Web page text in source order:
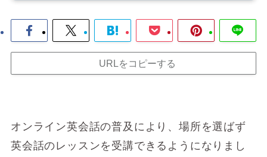
URLをコピーする
オンライン英会話の普及により、場所を選ばず
英会話のレッスンを受講できるようになりまし